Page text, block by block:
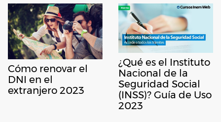
Cómo renovar el
DNI en el
extranjero 2023
¿Qué es el Instituto
Nacional de la
Seguridad Social
(INSS)? Guía de Uso
2023